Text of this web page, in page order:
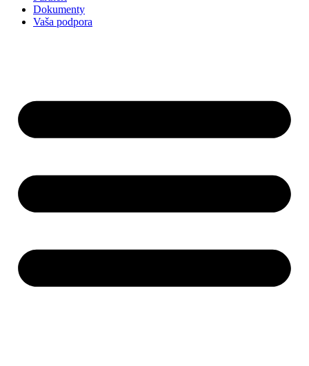
Dokumenty
Vaša podpora